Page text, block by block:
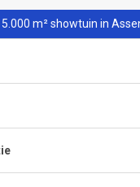
m² showtuin in Assen